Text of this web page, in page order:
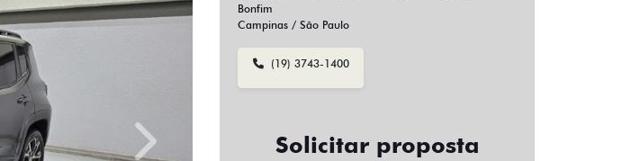
Bonfim
Campinas / São Paulo
(19) 3743-1400
Solicitar proposta